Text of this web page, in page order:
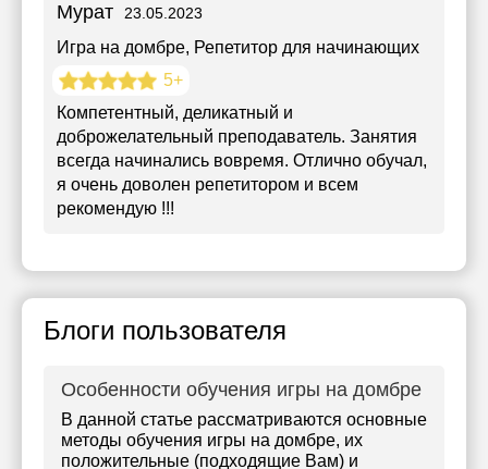
Мурат 23.05.2023
Игра на домбре, Репетитор для начинающих
5+
Компетентный, деликатный и
доброжелательный преподаватель. Занятия
всегда начинались вовремя. Отлично обучал,
я очень доволен репетитором и всем
рекомендую !!!
Блоги пользователя
Особенности обучения игры на домбре
В данной статье рассматриваются основные
методы обучения игры на домбре, их
положительные (подходящие Вам) и